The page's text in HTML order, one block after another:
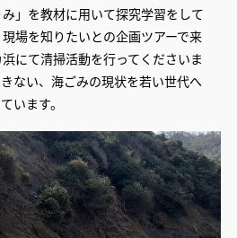
み」を教材に用いて探究学習をして
場を知りたいとの企画ツアーで来
にて清掃活動を行ってくださいま
ない、海ごみの現状を若い世代へ
います。